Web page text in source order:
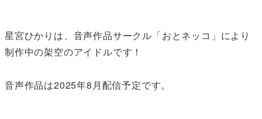
星宮ひかりは、音声作品サークル「おとネッコ」により
制作中の架空のアイドルです！
音声作品は2025年8月配信予定です。